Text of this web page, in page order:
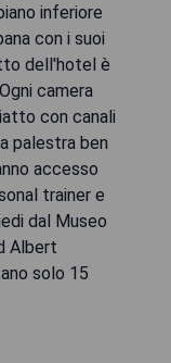
inferiore
con i suoi
dell'hotel è
camera
con canali
palestra ben
accesso
trainer e
dal Museo
Albert
solo 15